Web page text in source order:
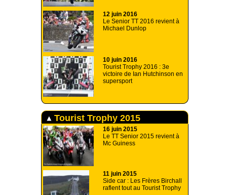
12 juin 2016
Le Senior TT 2016 revient à
Michael Dunlop
10 juin 2016
Tourist Trophy 2016 : 3e
victoire de Ian Hutchinson en
supersport
Tourist Trophy 2015
16 juin 2015
Le TT Senior 2015 revient à
Mc Guiness
11 juin 2015
Side car : Les Frères Birchall
raflent tout au Tourist Trophy